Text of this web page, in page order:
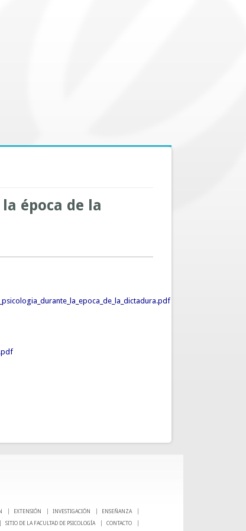
época de la
EXTENSIÓN INVESTIGACIÓN
ENSEÑANZA
SITIO DE LA FACULTAD DE PSICOLOGÍA CONTACTO